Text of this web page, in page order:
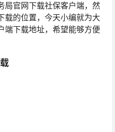
局官网下载社保客户端，然
载的位置，今天小编就为大
端下载地址，希望能够方便